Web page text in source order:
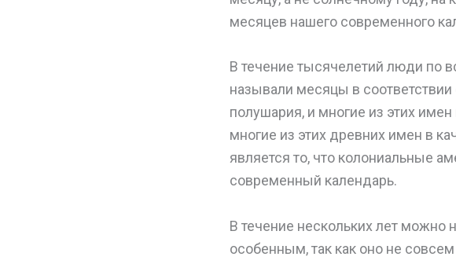
месяцев нашего современного
В течение тысячелетий люди по
называли месяцы в
полушария, и многие из этих
многие из этих древних имен в
является то, что колониальные
современный календарь.
В течение нескольких лет можно
особенным, так как оно не